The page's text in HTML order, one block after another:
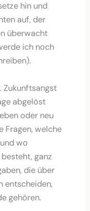
hin und
auf, der
überwacht
ich noch
Zukunftsangst
abgelöst
oder neu
Fragen, welche
wo
ganz
die über
entscheiden,
gehören.